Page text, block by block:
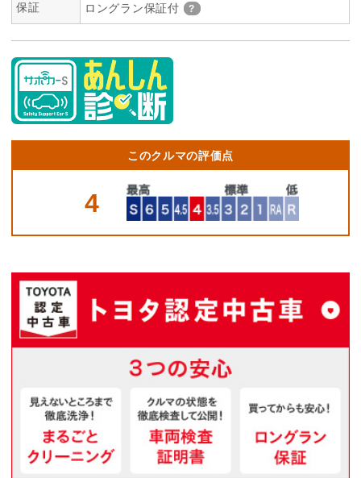
保証 ロングラン保証付
このクルマの評価点
4